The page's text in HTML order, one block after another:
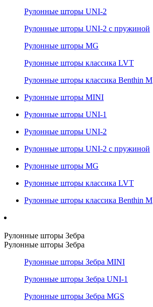
Рулонные шторы UNI-2
Рулонные шторы UNI-2 с пружиной
Рулонные шторы MG
Рулонные шторы классика LVT
Рулонные шторы классика Benthin M
Рулонные шторы MINI
Рулонные шторы UNI-1
Рулонные шторы UNI-2
Рулонные шторы UNI-2 с пружиной
Рулонные шторы MG
Рулонные шторы классика LVT
Рулонные шторы классика Benthin M
Рулонные шторы Зебра
Рулонные шторы Зебра
Рулонные шторы Зебра MINI
Рулонные шторы Зебра UNI-1
Рулонные шторы Зебра MGS